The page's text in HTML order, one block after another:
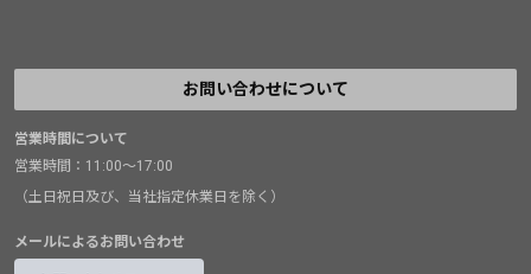
お問い合わせについて
営業時間について
営業時間：11:00～17:00
（土日祝日及び、当社指定休業日を除く）
メールによるお問い合わせ